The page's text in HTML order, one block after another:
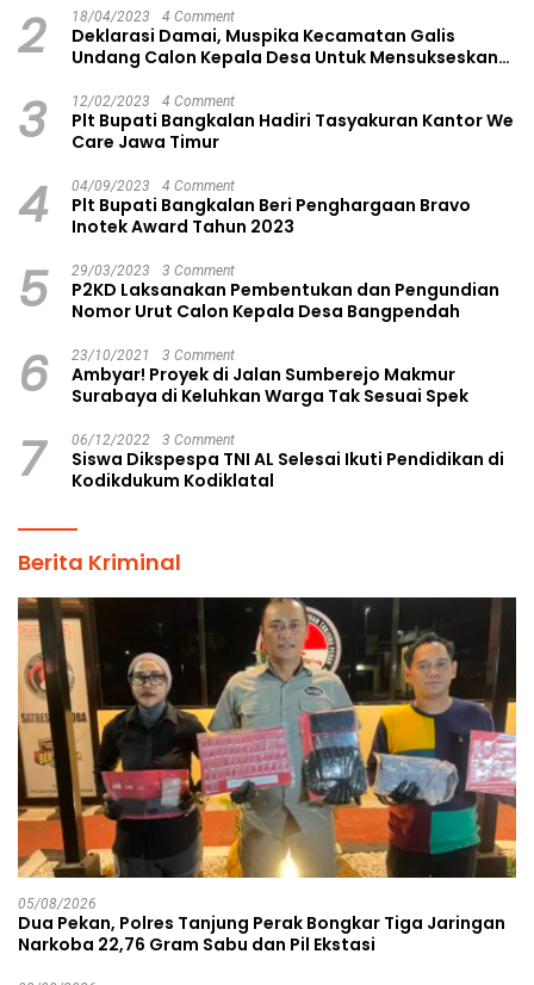
2 18/04/2023 4 Comment
Deklarasi Damai, Muspika Kecamatan Galis
Undang Calon Kepala Desa Untuk Mensukseskan
3 12/02/2023 4 Comment
Plt Bupati Bangkalan Hadiri Tasyakuran Kantor We
Care Jawa Timur
4 04/09/2023 4 Comment
Plt Bupati Bangkalan Beri Penghargaan Bravo
Inotek Award Tahun 2023
5 29/03/2023 3 Comment
P2KD Laksanakan Pembentukan dan Pengundian
Nomor Urut Calon Kepala Desa Bangpendah
6 23/10/2021 3 Comment
Ambyar! Proyek di Jalan Sumberejo Makmur
Surabaya di Keluhkan Warga Tak Sesuai Spek
7 06/12/2022 3 Comment
Siswa Dikspespa TNI AL Selesai Ikuti Pendidikan di
Kodikdukum Kodiklatal
Berita Kriminal
05/08/2026
Dua Pekan, Polres Tanjung Perak Bongkar Tiga Jaringan
Narkoba 22,76 Gram Sabu dan Pil Ekstasi